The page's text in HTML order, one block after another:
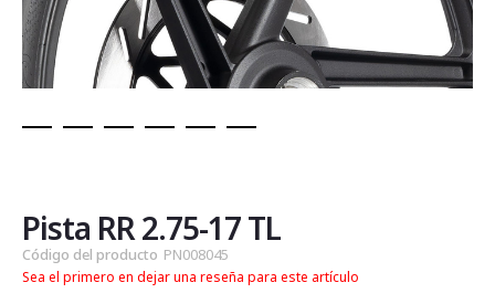
de
la
galería
de
Pista RR 2.75-17 TL
Código del producto PN008045
Sea el primero en dejar una reseña para este artículo